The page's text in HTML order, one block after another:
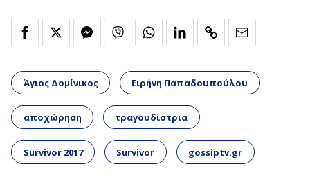
Άγιος Δομίνικος Ειρήνη Παπαδουπούλου
αποχώρηση τραγουδίστρια
Survivor 2017 Survivor gossiptv.gr